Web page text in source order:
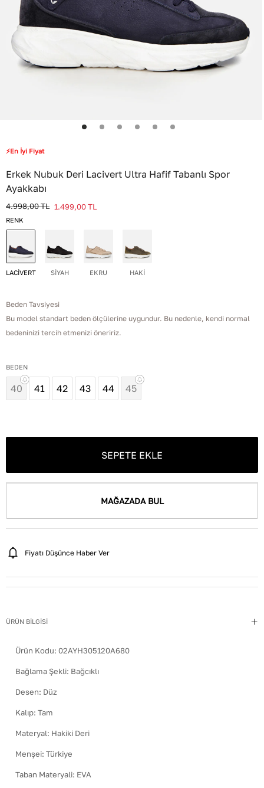
⚡En İyi Fiyat
Erkek Nubuk Deri Lacivert Ultra Hafif Tabanlı Spor
Ayakkabı
4.998,00TL 1.499,00TL
RENK
LACİVERT SİYAH EKRU HAKİ
Beden Tavsiyesi
Bu model standart beden ölçülerine uygundur. Bu nedenle, kendi normal
bedeninizi tercih etmenizi öneririz.
BEDEN
40 41 42 43 44 45
SEPETE EKLE
MAĞAZADA BUL
Fiyatı Düşünce Haber Ver
ÜRÜN BİLGİSİ
Ürün Kodu: 02AYH305120A680
Bağlama Şekli: Bağcıklı
Desen: Düz
Kalıp: Tam
Materyal: Hakiki Deri
Menşei: Türkiye
Taban Materyali: EVA